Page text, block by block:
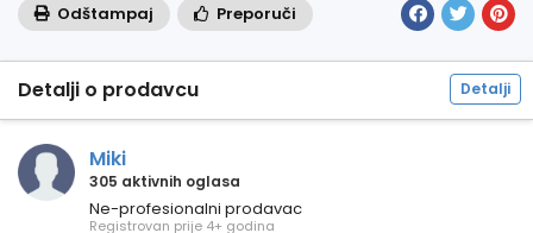
Odštampaj Preporuči
Detalji o prodavcu Detalji
Miki
305 aktivnih oglasa
Ne-profesionalni prodavac
Registrovan prije 4+ godina